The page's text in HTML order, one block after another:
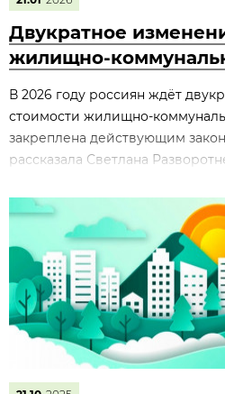
Двукратное
В 2026 году россиян ждёт
стоимости
закреплена действующим
рассказала Светлана